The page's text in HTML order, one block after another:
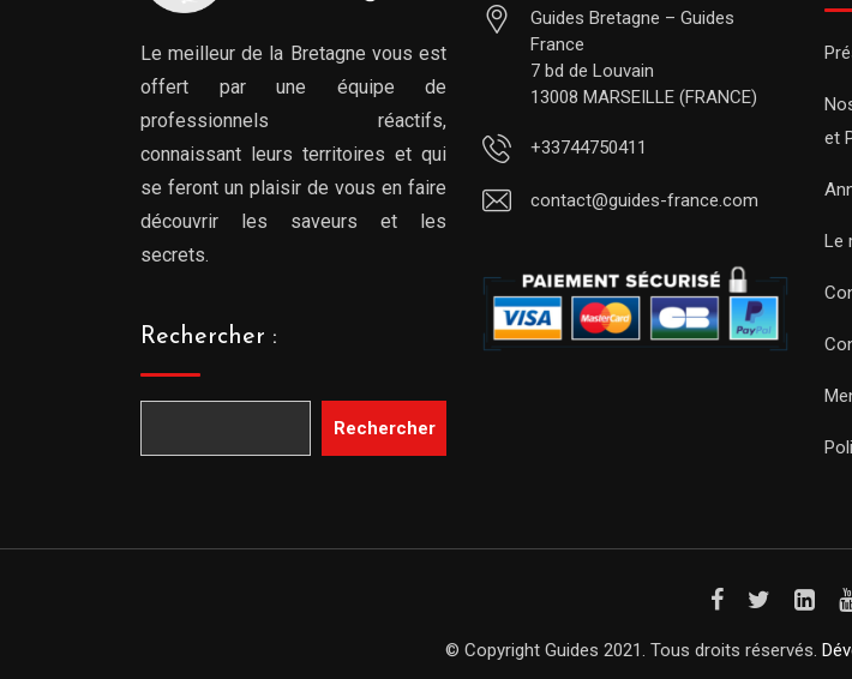
Le meilleur de la Bretagne vous est
offert par une équipe de
professionnels réactifs,
connaissant leurs territoires et qui
se feront un plaisir de vous en faire
découvrir les saveurs et les
secrets.
Rechercher :
Rechercher
Guides Bretagne – Guides
France
7 bd de Louvain
13008 MARSEILLE (FRANCE)
+33744750411
contact@guides-france.com
et
Le
© Copyright Guides 2021. Tous droits réservés.